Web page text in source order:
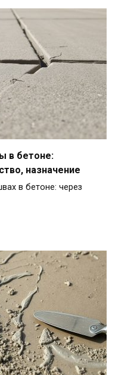
в бетоне:
назначение
в бетоне: через